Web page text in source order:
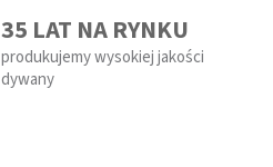
35 LAT NA RYNKU
produkujemy wysokiej jakości
dywany